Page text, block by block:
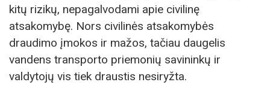
kitų rizikų, nepagalvodami apie civilinę
atsakomybę. Nors civilinės atsakomybės
draudimo įmokos ir mažos, tačiau daugelis
vandens transporto priemonių savininkų ir
valdytojų vis tiek draustis nesiryžta.